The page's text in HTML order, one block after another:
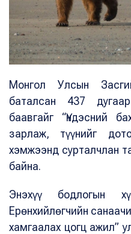
Монгол Улсын
баталсан 437
баавгайг “Үндэсний
зарлаж, түүнийг
хэмжээнд сурталчлан
байна.
Энэхүү бодлогын
Ерөнхийлөгчийн
хамгаалах цогц ажил”